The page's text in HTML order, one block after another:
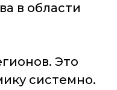
в области
Это
системно.